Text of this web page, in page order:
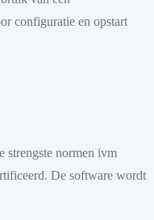
configuratie en opstart
strengste normen ivm
De software wordt